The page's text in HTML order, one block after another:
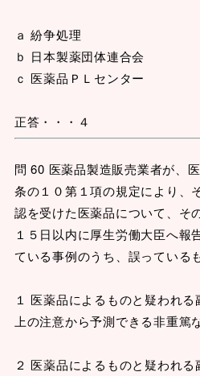
ａ 紛争処理
ｂ 日本製薬団体連合会
ｃ 医薬品ＰＬセンター
正答・・・４
問 60 医薬品製造販売業者が、
条の１０第１項の規定により、
認を受けた医薬品について、そ
１５日以内に厚生労働大臣へ報
ている事例のうち、誤っている
１ 医薬品によるものと疑われ
上の注意から予測できる非重篤
２ 医薬品によるものと疑われ